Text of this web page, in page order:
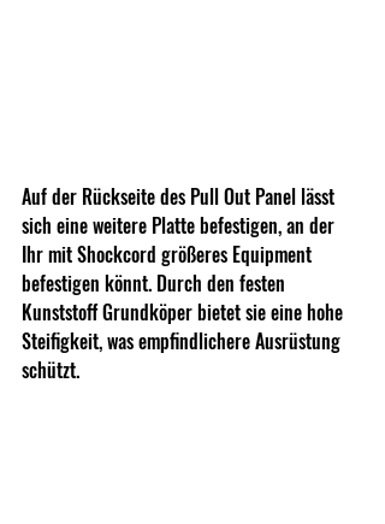
Auf der Rückseite des Pull Out Panel lässt
sich eine weitere Platte befestigen, an der
Ihr mit Shockcord größeres Equipment
befestigen könnt. Durch den festen
Kunststoff Grundköper bietet sie eine hohe
Steifigkeit, was empfindlichere Ausrüstung
schützt.